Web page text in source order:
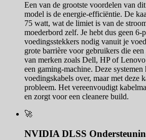
Een van de grootste voordelen van
model is de energie-efficiëntie. De
75 watt, wat de limiet is van de
moederbord zelf. Je hebt dus geen
voedingsstekkers nodig vanuit je
grote barrière voor gebruikers die
van merken zoals Dell, HP of
een gaming-machine. Deze systemen
voedingskabels over, maar met deze
probleem. Het vereenvoudigt
en zorgt voor een cleanere build.
🚀
NVIDIA DLSS